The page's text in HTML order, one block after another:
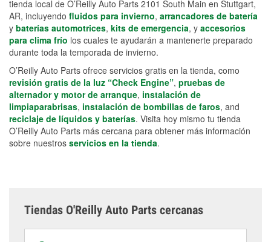
tienda local de O’Reilly Auto Parts 2101 South Main en Stuttgart,
AR, incluyendo fluidos para invierno, arrancadores de batería
y baterías automotrices, kits de emergencia, y accesorios
para clima frío los cuales te ayudarán a mantenerte preparado
durante toda la temporada de invierno.
O’Reilly Auto Parts ofrece servicios gratis en la tienda, como
revisión gratis de la luz “Check Engine”, pruebas de
alternador y motor de arranque, instalación de
limpiaparabrisas, instalación de bombillas de faros, and
reciclaje de líquidos y baterías. Visita hoy mismo tu tienda
O’Reilly Auto Parts más cercana para obtener más información
sobre nuestros servicios en la tienda.
Tiendas O'Reilly Auto Parts cercanas